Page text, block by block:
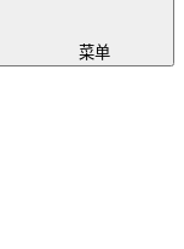
菜单